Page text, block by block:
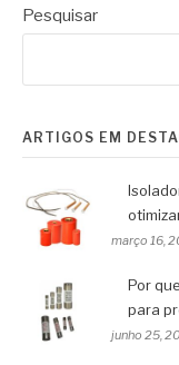
Pesquisar
ARTIGOS EM
março 16,
Por
para
junho 25,